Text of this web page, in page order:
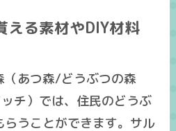
える素材やDIY材料
（あつ森/どうぶつの森
チ）では、住民のどうぶ
うことができます。サル